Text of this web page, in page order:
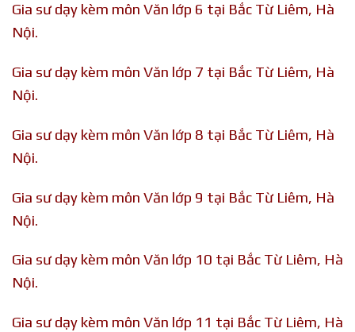
Gia sư dạy kèm môn Văn lớp 6 tại Bắc Từ Liêm, Hà
Nội.
Gia sư dạy kèm môn Văn lớp 7 tại Bắc Từ Liêm, Hà
Nội.
Gia sư dạy kèm môn Văn lớp 8 tại Bắc Từ Liêm, Hà
Nội.
Gia sư dạy kèm môn Văn lớp 9 tại Bắc Từ Liêm, Hà
Nội.
Gia sư dạy kèm môn Văn lớp 10 tại Bắc Từ Liêm, Hà
Nội.
Gia sư dạy kèm môn Văn lớp 11 tại Bắc Từ Liêm, Hà